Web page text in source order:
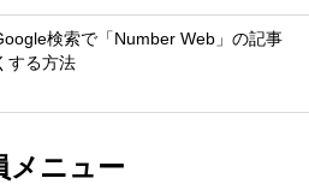
検索で「Number Web」の記事
する方法
メニュー